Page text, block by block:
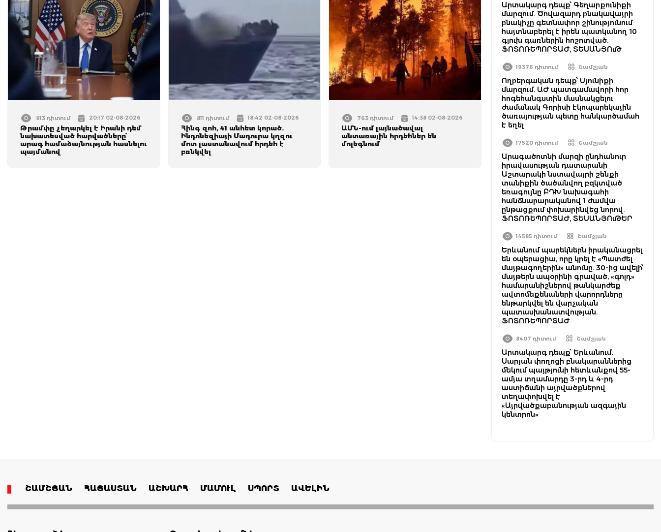
913 դիտում 20:17 02-08-2026
Թրամփը չեղարկել է Իրանի դեմ
նախատեսված հարվածները՝
արագ համաձայնության հասնելու
պայմանով
811 դիտում 18:42 02-08-2026
Հինգ զոհ, 41 անհետ կորած.
Ինդոնեզիայի Մադուրա կղզու
մոտ լաստանավում հրդեհ է
բռնկվել
763 դիտում 14:38 02-08-2026
ԱՄՆ-ում լայնածավալ
անտառային հրդեհներ են
մոլեգնում
Արտակարգ դեպք՝ Գեղարքունիքի
մարզում. Ծովազարդ բնակավայրի
բնակիչը գետնափոր շինությունում
հայտնաբերել է իրեն պատկանող 10
գլուխ գառներին հոշոտված.
ՖՈՏՈՌԵՊՈՐՏԱԺ, ՏԵՍԱՆՅՈւԹ
19376 դիտում Շամշյան
Ողբերգական դեպք՝ Սյունիքի
մարզում. ԱԺ պատգամավորի հոր
հոգեհանգստին մասնակցելու
ժամանակ Գորիսի էկոպարեկային
ծառայության պետը հանկարծամահ
է եղել
17520 դիտում Շամշյան
Արագածոտնի մարզի ընդհանուր
իրավասության դատարանի
Աշտարակի նստավայրի շենքի
տանիքին ծածանվող բզկտված
եռագույնը ԲԴԽ նախագահի
հանձնարարականով 1 ժամվա
ընթացքում փոխարինվեց նորով.
ՖՈՏՈՌԵՊՈՐՏԱԺ, ՏԵՍԱՆՅՈւԹԵՐ
14585 դիտում Շամշյան
Երևանում պարեկներն իրականացրել
են օպերացիա, որը կրել է «Պատժել
մայթագողերին» անունը. 30-ից ավելի՝
մայթերն ապօրինի գրաված, «գոլդ»
համարանիշներով թանկարժեք
ավտոմեքենաների վարորդները
ենթարկվել են վարչական
պատասխանատվության.
ՖՈՏՈՌԵՊՈՐՏԱԺ
8407 դիտում Շամշյան
Արտակարգ դեպք՝ Երևանում․
Սարյան փողոցի բնակարաններից
մեկում պայթյունի հետևանքով 55-
ամյա տղամարդը 3-րդ և 4-րդ
աստիճանի այրվածքներով
տեղափոխվել է
«Այրվածքաբանության ազգային
կենտրոն»
ՇԱՄՇՅԱՆ ՀԱՅԱՍՏԱՆ ԱՇԽԱՐՀ ՄԱՄՈՒԼ ՍՊՈՐՏ ԱՎԵԼԻՆ